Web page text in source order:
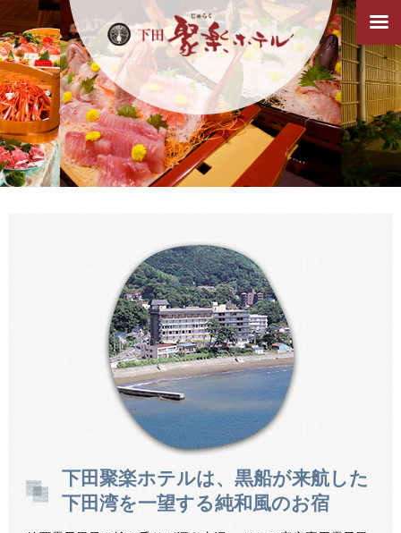
下田聚楽ホテルの魅力
ご予約
チャットで聞いてみる（AIによる自動応答）
0558-22-2230
Webでのお問い合わせ
公式LINEアカウント
下田聚楽ホテルは、黒船が来航した
下田湾を一望する純和風のお宿